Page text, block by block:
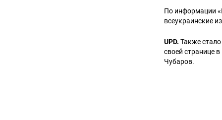
По информации
всеукраинские
UPD. Также
своей странице
Чубаров.